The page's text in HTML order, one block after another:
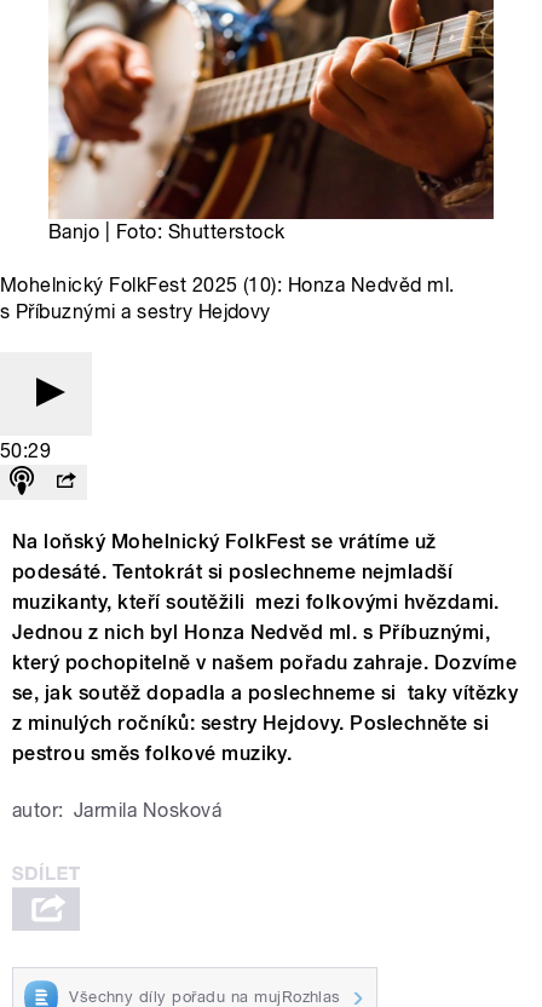
Banjo | Foto: Shutterstock
Mohelnický FolkFest 2025 (10): Honza Nedvěd ml.
s Příbuznými a sestry Hejdovy
50:29
Na loňský Mohelnický FolkFest se vrátíme už
podesáté. Tentokrát si poslechneme nejmladší
muzikanty, kteří soutěžili mezi folkovými hvězdami.
Jednou z nich byl Honza Nedvěd ml. s Příbuznými,
který pochopitelně v našem pořadu zahraje. Dozvíme
se, jak soutěž dopadla a poslechneme si taky vítězky
z minulých ročníků: sestry Hejdovy. Poslechněte si
pestrou směs folkové muziky.
autor: Jarmila Nosková
Všechny díly pořadu na mujRozhlas